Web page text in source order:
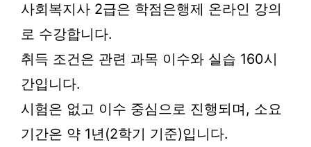
사회복지사 2급은 학점은행제 온라인 강의
로 수강합니다.
취득 조건은 관련 과목 이수와 실습 160시
간입니다.
시험은 없고 이수 중심으로 진행되며, 소요
기간은 약 1년(2학기 기준)입니다.